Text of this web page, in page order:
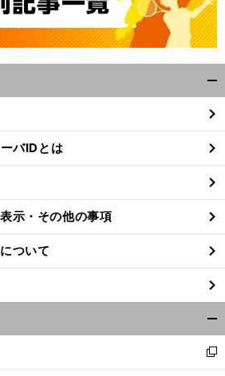
閉
る
バIDとは
示・その他の事項
ついて
閉
新
し